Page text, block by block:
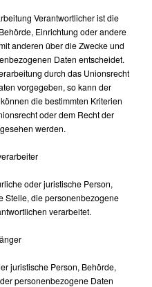
Verantwortlicher ist die
Einrichtung oder andere
anderen über die Zwecke und
Daten entscheidet.
durch das Unionsrecht
vorgegeben, so kann der
die bestimmten Kriterien
oder dem Recht der
werden.
oder juristische Person,
Stelle, die personenbezogene
verarbeitet.
juristische Person, Behörde,
personenbezogene Daten